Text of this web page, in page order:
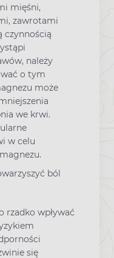
mięśni,
zawrotami
czynnością
należy
o tym
może
we krwi.
w celu
ból
rzadko wpływać
się